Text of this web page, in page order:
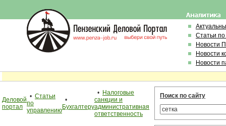
Статьи
Новости
Новости
Новости
Деловой
портал
• Статьи
по
управлению
•
Бухгалтеру
• Налоговые
санкции и
административная
ответственность
Поиск по сайту